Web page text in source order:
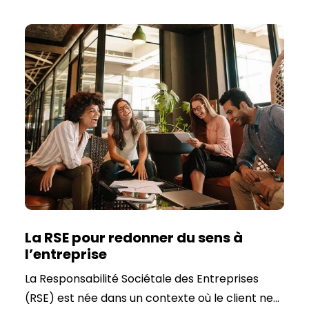
psychologique mais une sécurité qui s’étend à
la protection de la vie privée et à celle des
entreprises. Selon Microsoft, au cours du
premier semestre 2019, plus de 4,1 milliards de
données ont été exposées à une violation. Ce
chiffre devrait dépasser les 300 milliards en
2024 !
La RSE pour redonner du sens à
l’entreprise
La Responsabilité Sociétale des Entreprises
(RSE) est née dans un contexte où le client ne